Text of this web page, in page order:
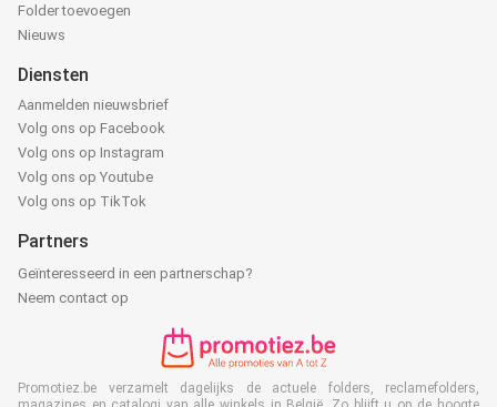
Folder toevoegen
Nieuws
Diensten
Aanmelden nieuwsbrief
Volg ons op Facebook
Volg ons op Instagram
Volg ons op Youtube
Volg ons op TikTok
Partners
Geïnteresseerd in een partnerschap?
Neem contact op
Promotiez.be verzamelt dagelijks de actuele folders, reclamefolders,